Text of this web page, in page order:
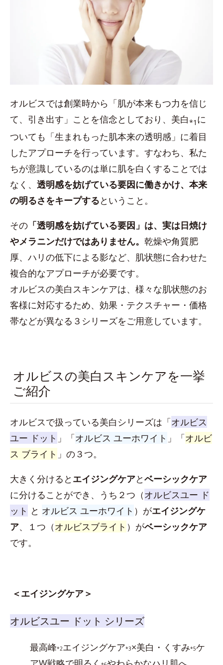
オルビスでは創業時から「肌が本来もつ力を信じ
て、引き出す」ことを信念としており、美白*1 に
ついても「生まれもった肌本来の透明感」に着目
したアプローチを行っています。すなわち、私た
ちが意識しているのは単に肌を白くすることでは
なく、 透明感を妨げている要因に働きかけ、本来
の明るさをキープするということ。
その 「透明感を妨げている要因」は、実は日焼け
やメラニンだけではありません。 乾燥や角質肥
厚、ハリの低下による影など、肌状態に合わせた
複合的なアプローチが必要です。
オルビスの美白スキンケアは、様々な肌状態のお
客様に対応するため、効果・テクスチャー・価格
帯などが異なる３シリーズをご用意しています。
オルビスの美白スキンケアを一挙
ご紹介
オルビスで扱っている美白シリーズは「オルビス
ユー ドット 」「オルビス ユーホワイト 」「オルビ
ス ブライト 」の３つ。
大きく分けると エイジングケアとベーシックケア
に分けることができ、うち２つ（オルビスユー ド
ット と オルビス ユーホワイト ）がエイジングケ
ア、１つ（オルビスブライト ）がベーシックケア
です。
＜エイジングケア＞
オルビスユー ドット シリーズ
最高峰*2エイジングケア*3×美白・くすみ*5ケ